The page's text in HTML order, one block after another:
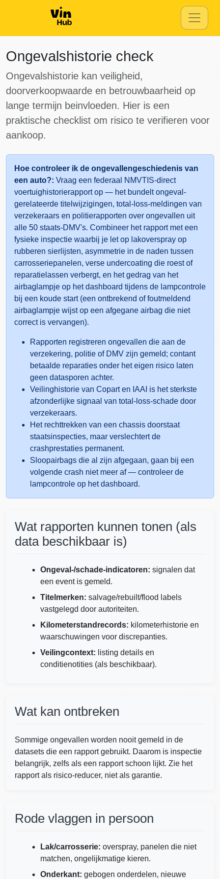
IAAI
Manheim
IAAI
IAAI
Autocheck
Manheim
IAAI
Autocheck
Copart
Manheim
Autocheck
Autocheck
Autocheck
Autocheck
IAAI
Copart
Manheim
Autocheck
IAAI
Manheim
Autocheck
Autocheck
IAAI
Ongevalshistorie check
Ongevalshistorie kan veiligheid,
doorverkoopwaarde en betrouwbaarheid op
lange termijn beinvloeden. Hier is een
praktische checklist om risico te verifieren voor
aankoop.
Hoe controleer ik de ongevallengeschiedenis van
een auto?: Vraag een federaal NMVTIS-direct
voertuighistorierapport op — het bundelt ongeval-
gerelateerde titelwijzigingen, total-loss-meldingen van
verzekeraars en politierapporten over ongevallen uit
alle 50 staats-DMV's. Combineer het rapport met een
fysieke inspectie waarbij je let op lakoverspray op
rubberen sierlijsten, asymmetrie in de naden tussen
carrosseriepanelen, verse undercoating die roest of
reparatielassen verbergt, en het gedrag van het
airbaglampje op het dashboard tijdens de lampcontrole
bij een koude start (een ontbrekend of foutmeldend
airbaglampje wijst op een afgegane airbag die niet
correct is vervangen).
Rapporten registreren ongevallen die aan de
verzekering, politie of DMV zijn gemeld; contant
betaalde reparaties onder het eigen risico laten
geen datasporen achter.
Veilinghistorie van Copart en IAAI is het sterkste
afzonderlijke signaal van total-loss-schade door
verzekeraars.
Het rechttrekken van een chassis doorstaat
staatsinspecties, maar verslechtert de
crashprestaties permanent.
Sloopairbags die al zijn afgegaan, gaan bij een
volgende crash niet meer af — controleer de
lampcontrole op het dashboard.
Wat rapporten kunnen tonen (als
data beschikbaar is)
Ongeval-/schade-indicatoren: signalen dat
een event is gemeld.
Titelmerken: salvage/rebuilt/flood labels
vastgelegd door autoriteiten.
Kilometerstandrecords: kilometerhistorie en
waarschuwingen voor discrepanties.
Veilingcontext: listing details en
conditienotities (als beschikbaar).
Wat kan ontbreken
Sommige ongevallen worden nooit gemeld in de
datasets die een rapport gebruikt. Daarom is inspectie
belangrijk, zelfs als een rapport schoon lijkt. Zie het
rapport als risico-reducer, niet als garantie.
Rode vlaggen in persoon
Lak/carrosserie: overspray, panelen die niet
matchen, ongelijkmatige kieren.
Onderkant: gebogen onderdelen, nieuwe